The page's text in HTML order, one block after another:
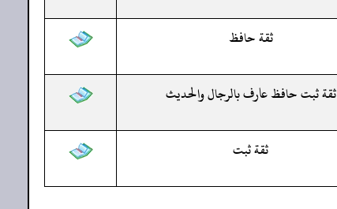
ثقة حافظ
ثقة ثبت حافظ عارف بالرجال والحديث
ثقة ثبت